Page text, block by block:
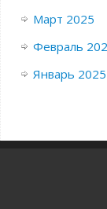
Март 2025
Февраль
Январь 2025